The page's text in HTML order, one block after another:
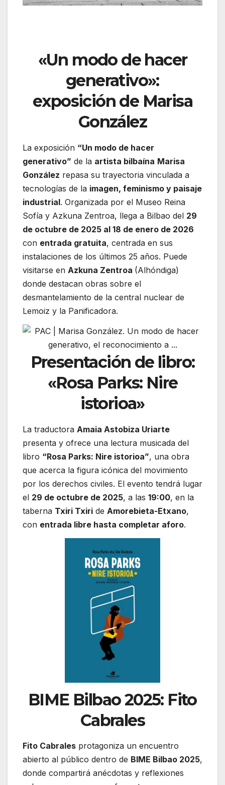
«Un modo de hacer
generativo»:
exposición de Marisa
González
La exposición “Un modo de hacer
generativo” de la artista bilbaína Marisa
González repasa su trayectoria vinculada a
tecnologías de la imagen, feminismo y paisaje
industrial. Organizada por el Museo Reina
Sofía y Azkuna Zentroa, llega a Bilbao del 29
de octubre de 2025 al 18 de enero de 2026
con entrada gratuita, centrada en sus
instalaciones de los últimos 25 años. Puede
visitarse en Azkuna Zentroa (Alhóndiga)
donde destacan obras sobre el
desmantelamiento de la central nuclear de
Lemoiz y la Panificadora.
Presentación de libro:
«Rosa Parks: Nire
istorioa»
La traductora Amaia Astobiza Uriarte
presenta y ofrece una lectura musicada del
libro “Rosa Parks: Nire istorioa”, una obra
que acerca la figura icónica del movimiento
por los derechos civiles. El evento tendrá lugar
el 29 de octubre de 2025, a las 19:00, en la
taberna Txiri Txiri de Amorebieta-Etxano,
con entrada libre hasta completar aforo.
BIME Bilbao 2025: Fito
Cabrales
Fito Cabrales protagoniza un encuentro
abierto al público dentro de BIME Bilbao 2025,
donde compartirá anécdotas y reflexiones